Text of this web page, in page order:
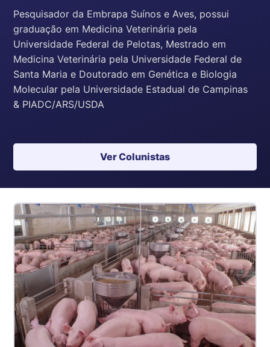
Pesquisador da Embrapa Suínos e Aves, possui
graduação em Medicina Veterinária pela
Universidade Federal de Pelotas, Mestrado em
Medicina Veterinária pela Universidade Federal de
Santa Maria e Doutorado em Genética e Biologia
Molecular pela Universidade Estadual de Campinas
& PIADC/ARS/USDA
Ver Colunistas